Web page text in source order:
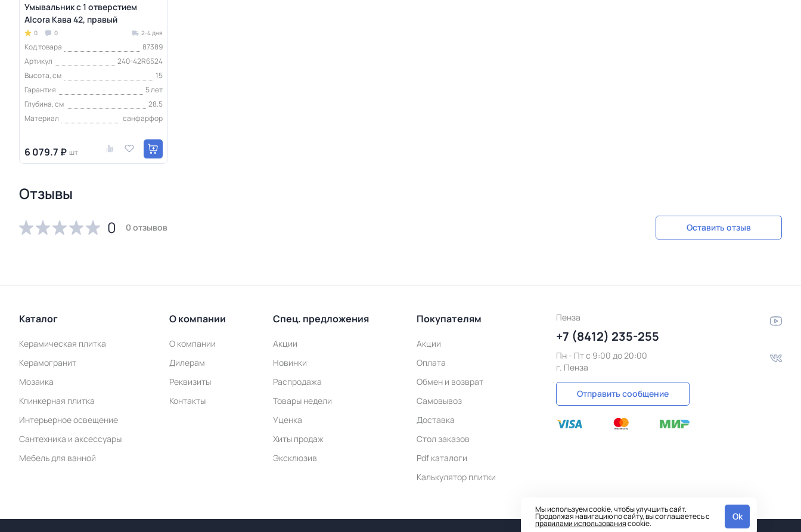
Умывальник с 1 отверстием
Alcora Кава 42, правый
0 0 2-4 дня
Код товара
87389
Артикул
240-42R6524
Высота, см
15
Гарантия
5 лет
Глубина, см
28,5
Материал
санфарфор
6 079.7 ₽ шт
Отзывы
0
0 отзывов Оставить отзыв
Каталог
Керамическая плитка
Керамогранит
Мозаика
Клинкерная плитка
Интерьерное освещение
Сантехника и аксессуары
Мебель для ванной
О компании
О компании
Дилерам
Реквизиты
Контакты
Спец. предложения
Акции
Новинки
Распродажа
Товары недели
Уценка
Хиты продаж
Эксклюзив
Покупателям
Акции
Оплата
Обмен и возврат
Самовывоз
Доставка
Стол заказов
Pdf каталоги
Калькулятор плитки
Пенза
+7 (8412) 235-255
Пн - Пт c 9:00 до 20:00
г. Пенза
Отправить сообщение
Мы используем cookie, чтобы улучшить сайт.
Продолжая навигацию по сайту, вы соглашаетесь с
правилами использованияcookie.
Ok